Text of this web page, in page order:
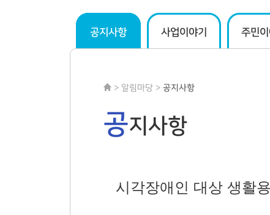
공지사항 사업이야기 주민이
> 알림마당 >공지사항
공지사항
시각장애인 대상 생활